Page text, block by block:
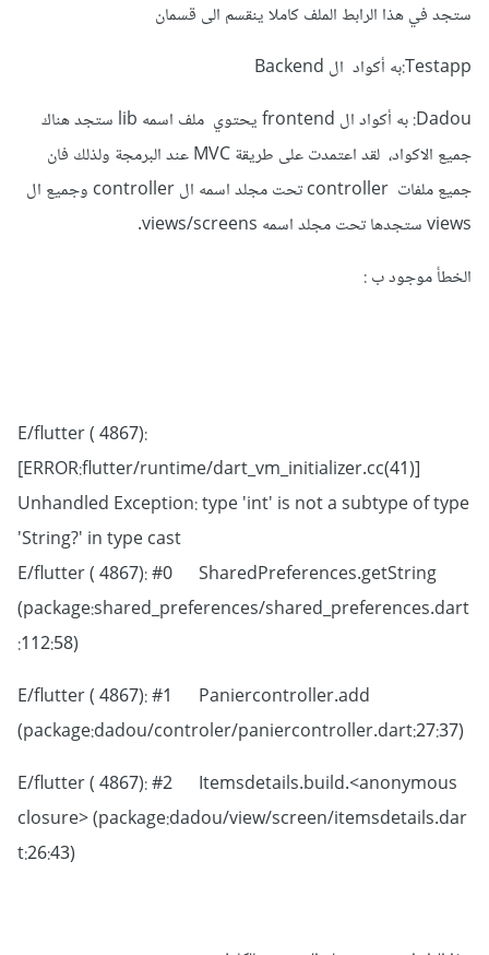
ستجد في هذا الرابط الملف كاملا ينقسم الى قسمان
Testapp:به أكواد ال Backend
Dadou: به أكواد ال frontend يحتوي ملف اسمه lib ستجد هناك
جميع الاكواد، لقد اعتمدت على طريقة MVC عند البرمجة ولذلك فان
جميع ملفات controller تحت مجلد اسمه ال controller وجميع ال
views ستجدها تحت مجلد اسمه views/screens.
الخطأ موجود ب
E/flutter ( 4867):
[ERROR:flutter/runtime/dart_vm_initializer.cc(41)]
Unhandled Exception: type 'int' is not a subtype of type
'String?' in type cast
E/flutter ( 4867): #0 SharedPreferences.getString
(package:shared_preferences/shared_preferences.dart
:112:58)
E/flutter ( 4867): #1 Paniercontroller.add
(package:dadou/controler/paniercontroller.dart:27:37)
E/flutter ( 4867): #2 Itemsdetails.build.<anonymous
closure> (package:dadou/view/screen/itemsdetails.dar
t:26:43)